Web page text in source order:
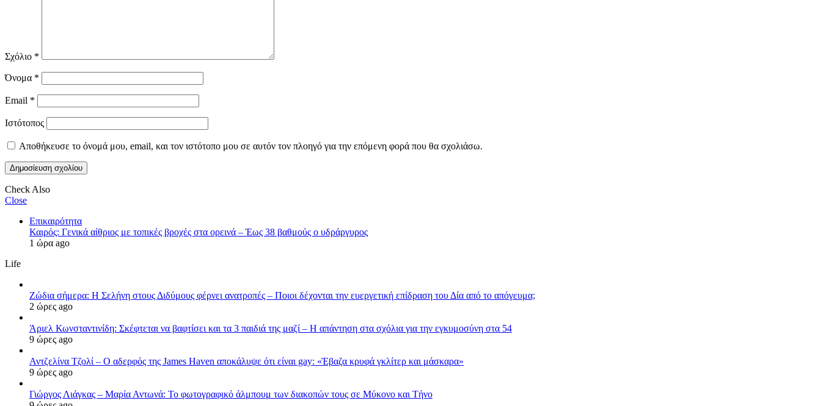
Σχόλιο *
Όνομα *
Email *
Ιστότοπος
Αποθήκευσε το όνομά μου, email, και τον ιστότοπο μου σε αυτόν τον πλοηγό για την επόμενη φορά που θα σχολιάσω.
Check Also
Close
Επικαιρότητα
Καιρός: Γενικά αίθριος με τοπικές βροχές στα ορεινά – Έως 38 βαθμούς ο υδράργυρος
1 ώρα ago
Life
Ζώδια σήμερα: Η Σελήνη στους Διδύμους φέρνει ανατροπές – Ποιοι δέχονται την ευεργετική επίδραση του Δία από το απόγευμα;
2 ώρες ago
Άριελ Κωνσταντινίδη: Σκέφτεται να βαφτίσει και τα 3 παιδιά της μαζί – Η απάντηση στα σχόλια για την εγκυμοσύνη στα 54
9 ώρες ago
Αντζελίνα Τζολί – Ο αδερφός της James Haven αποκάλυψε ότι είναι gay: «Έβαζα κρυφά γκλίτερ και μάσκαρα»
9 ώρες ago
Γιώργος Λιάγκας – Μαρία Αντωνά: Το φωτογραφικό άλμπουμ των διακοπών τους σε Μύκονο και Τήνο